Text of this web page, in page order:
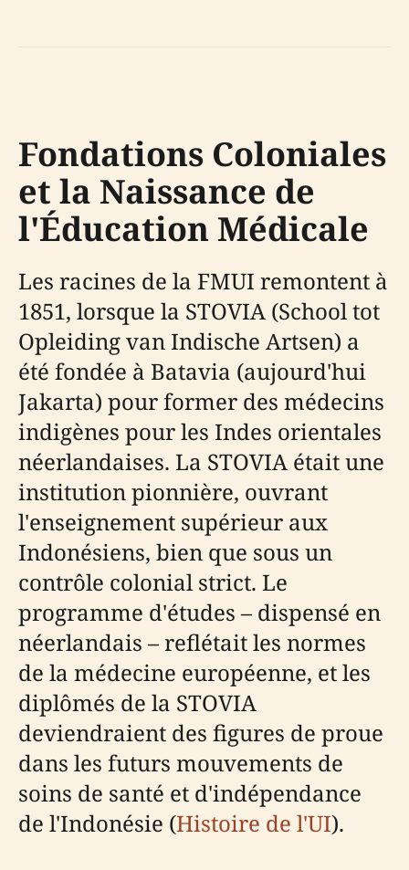
Fondations Coloniales
et la Naissance de
l'Éducation Médicale
Les racines de la FMUI remontent à
1851, lorsque la STOVIA (School tot
Opleiding van Indische Artsen) a
été fondée à Batavia (aujourd'hui
Jakarta) pour former des médecins
indigènes pour les Indes orientales
néerlandaises. La STOVIA était une
institution pionnière, ouvrant
l'enseignement supérieur aux
Indonésiens, bien que sous un
contrôle colonial strict. Le
programme d'études – dispensé en
néerlandais – reflétait les normes
de la médecine européenne, et les
diplômés de la STOVIA
deviendraient des figures de proue
dans les futurs mouvements de
soins de santé et d'indépendance
de l'Indonésie (Histoire de l'UI).